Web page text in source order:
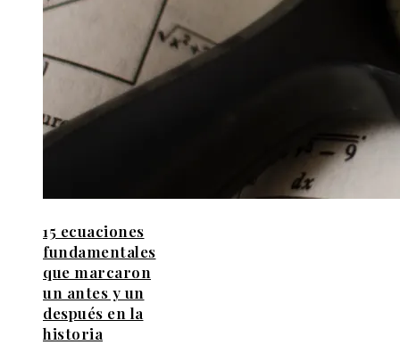
15 ecuaciones
fundamentales
que marcaron
un antes y un
después en la
historia